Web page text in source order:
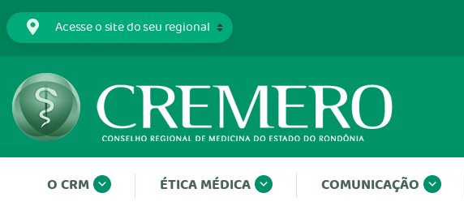
O CRM ÉTICA MÉDICA COMUNICAÇÃO